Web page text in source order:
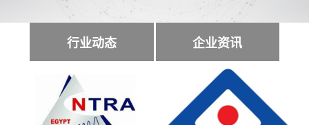
行业动态 企业资讯